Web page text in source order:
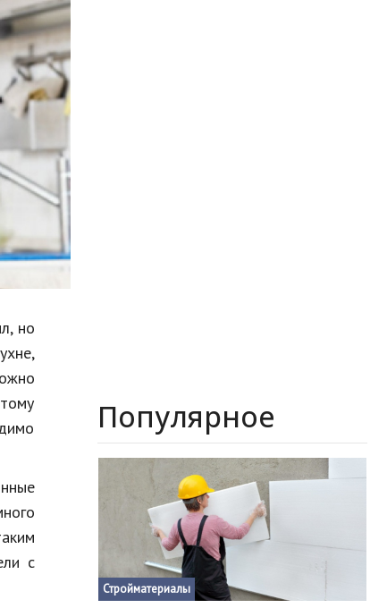
и стиль
и развлечения
и технологии
но
с
Популярное
Стройматериалы